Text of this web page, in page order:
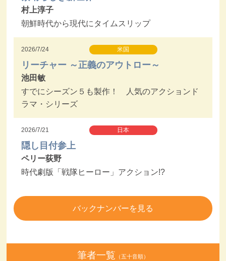
村上淳子
朝鮮時代から現代にタイムスリップ
2026/7/24 米国
リーチャー ～正義のアウトロー～
池田敏
すでにシーズン５も製作！ 人気のアクションド
ラマ・シリーズ
2026/7/21 日本
隠し目付参上
ペリー荻野
時代劇版「戦隊ヒーロー」アクション!?
バックナンバーを見る
筆者一覧 （五十音順）